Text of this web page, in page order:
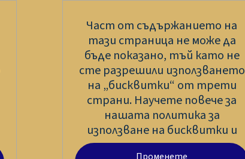
Част от съдържанието на
тази страница не може да
бъде показано, тъй като не
сте разрешили използването
на „бисквитки“ от трети
страни. Научете повече за
нашата политика за
използване на бисквитки и